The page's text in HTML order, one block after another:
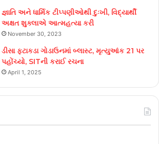
જ્ઞાતિ અને ધાર્મિક ટીપ્પણીઓથી દુઃખી, વિદ્યાર્થી
અક્ષત શુક્લાએ આત્મહત્યા કરી
November 30, 2023
ડીસા ફટાકડા ગોડાઉનમાં બ્લાસ્ટ, મૃત્યુઆંક 21 પર
પહોંચ્યો, SITની કરાઈ રચના
April 1, 2025